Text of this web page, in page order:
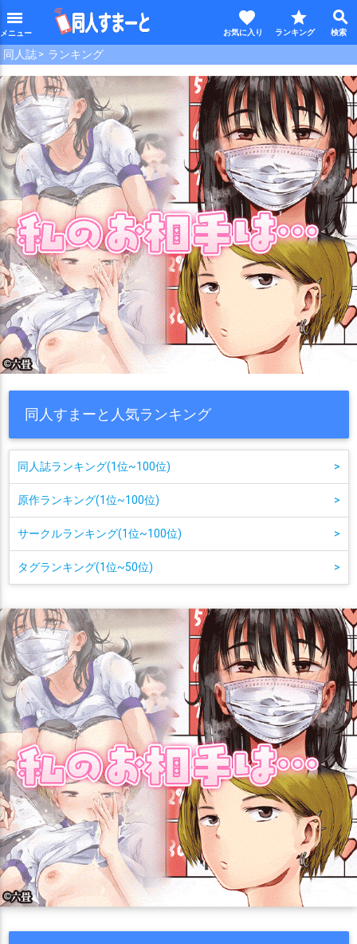
menu search
star
favorite
同人誌 ランキング
同人すまーと人気ランキング
同人誌ランキング(1位~100位) >
原作ランキング(1位~100位) >
サークルランキング(1位~100位) >
タグランキング(1位~50位) >